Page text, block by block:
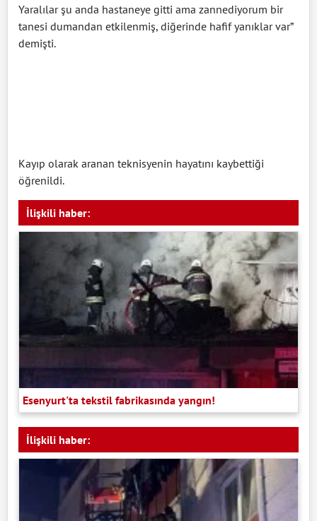
Yaralılar şu anda hastaneye gitti ama zannediyorum bir
tanesi dumandan etkilenmiş, diğerinde hafif yanıklar var”
demişti.
Kayıp olarak aranan teknisyenin hayatını kaybettiği
öğrenildi.
İlişkili haber:
Esenyurt'ta tekstil fabrikasında yangın!
İlişkili haber: